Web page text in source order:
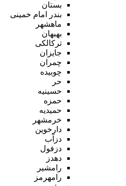
بستان
بندر امام خمینی
ماهشهر
بهبهان
ترکالکی
جایزان
چمران
چوبیده
حر
حسینیه
حمزه
حمیدیه
خرمشهر
دارخوین
دزآب
دزفول
دهدز
رامشیر
رامهرمز